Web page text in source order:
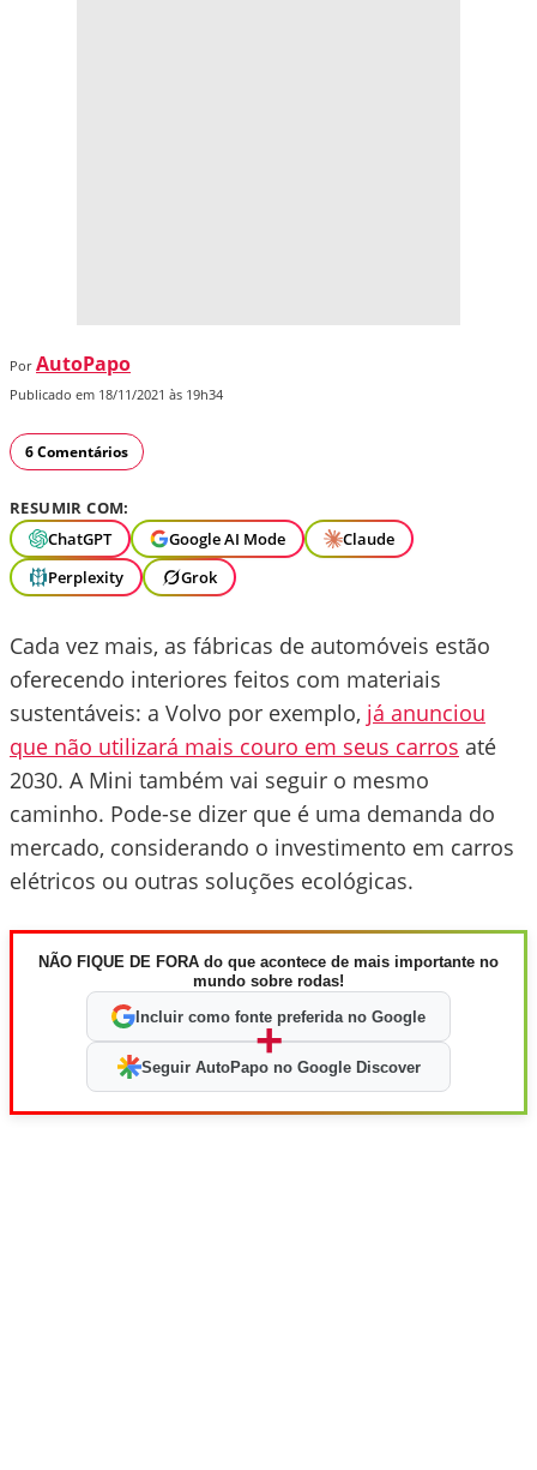
Por AutoPapo
Publicado em 18/11/2021 às 19h34
6 Comentários
RESUMIR COM:
ChatGPT
Google AI Mode
Claude
Perplexity
Grok
Cada vez mais, as fábricas de automóveis estão
oferecendo interiores feitos com materiais
sustentáveis: a Volvo por exemplo, já anunciou
que não utilizará mais couro em seus carros até
2030. A Mini também vai seguir o mesmo
caminho. Pode-se dizer que é uma demanda do
mercado, considerando o investimento em carros
elétricos ou outras soluções ecológicas.
NÃO FIQUE DE FORA do que acontece de mais importante no
mundo sobre rodas!
Incluir como fonte preferida no Google
+
Seguir AutoPapo no Google Discover